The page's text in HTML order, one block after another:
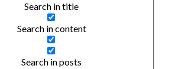
Search in title
Search in content
Search in posts